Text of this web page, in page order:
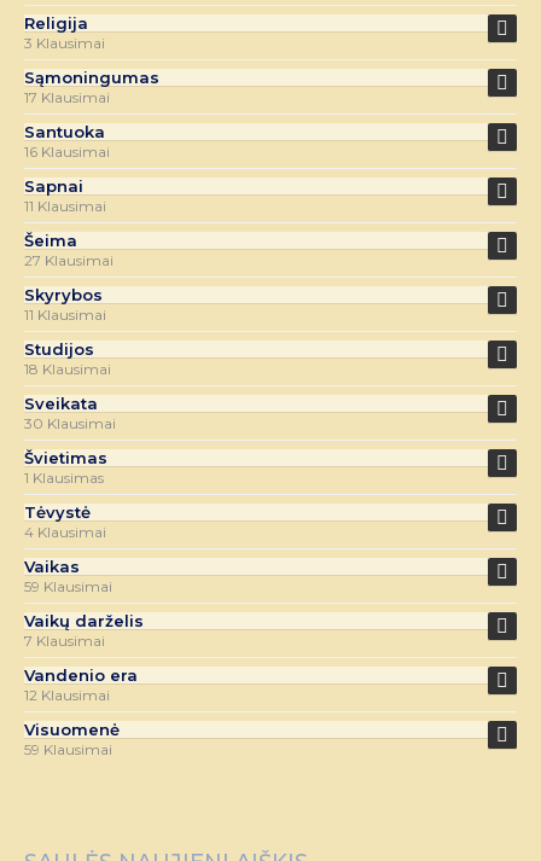
Religija
3 Klausimai
Sąmoningumas
17 Klausimai
Santuoka
16 Klausimai
Sapnai
11 Klausimai
Šeima
27 Klausimai
Skyrybos
11 Klausimai
Studijos
18 Klausimai
Sveikata
30 Klausimai
Švietimas
1 Klausimas
Tėvystė
4 Klausimai
Vaikas
59 Klausimai
Vaikų darželis
7 Klausimai
Vandenio era
12 Klausimai
Visuomenė
59 Klausimai